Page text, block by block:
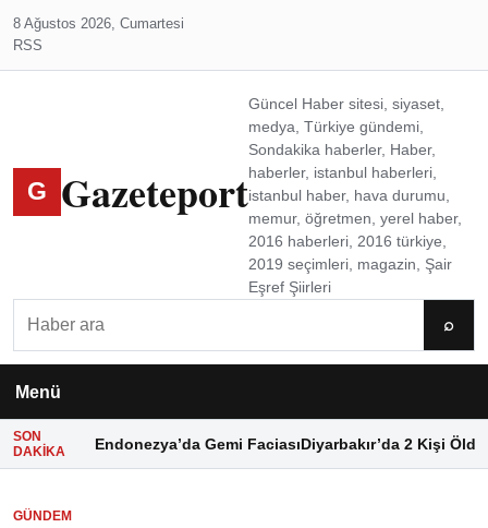
8 Ağustos 2026, Cumartesi
RSS
G Gazeteport
Güncel Haber sitesi, siyaset,
medya, Türkiye gündemi,
Sondakika haberler, Haber,
haberler, istanbul haberleri,
istanbul haber, hava durumu,
memur, öğretmen, yerel haber,
2016 haberleri, 2016 türkiye,
2019 seçimleri, magazin, Şair
Eşref Şiirleri
⌕
Menü
SON
DAKIKA
Endonezya’da Gemi FaciasıDiyarbakır’da 2 Kişi Öldü
GÜNDEM